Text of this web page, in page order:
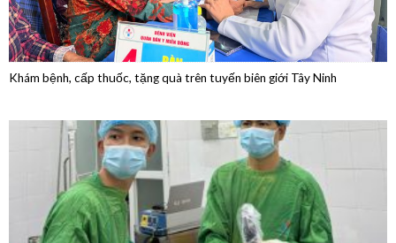
Khám bệnh, cấp thuốc, tặng quà trên tuyến biên giới Tây Ninh